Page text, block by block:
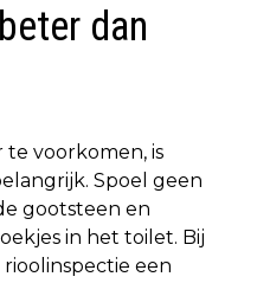
dan
voorkomen, is
Spoel geen
gootsteen en
in het toilet. Bij
een